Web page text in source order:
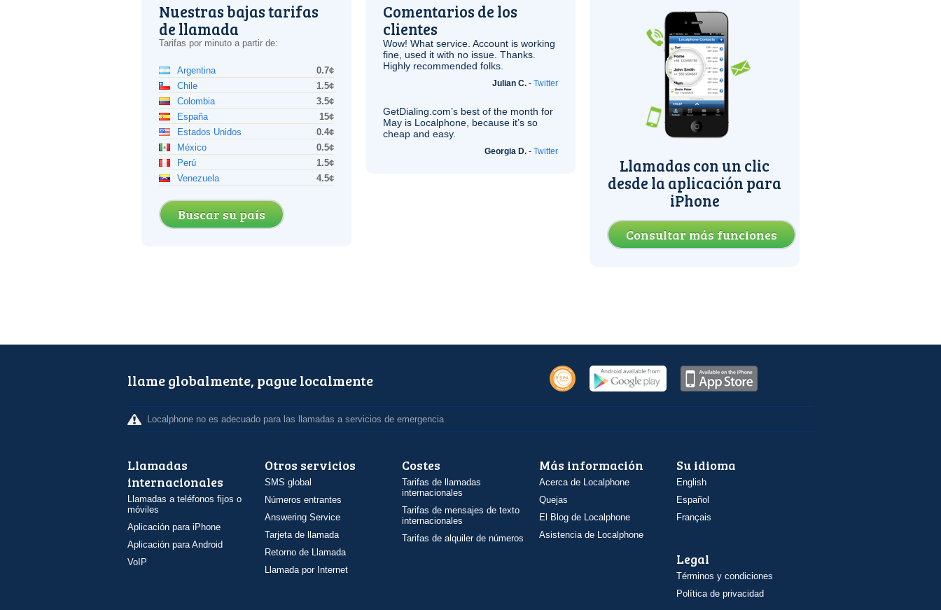
Nuestras bajas tarifas
de llamada
Tarifas por minuto a partir de:
Argentina
0.7¢
Chile
1.5¢
Colombia
3.5¢
España
15¢
Estados Unidos
0.4¢
México
0.5¢
Perú
1.5¢
Venezuela
4.5¢
Buscar su país
Comentarios de los
clientes
Wow! What service. Account is working
fine, used it with no issue. Thanks.
Highly recommended folks.
Julian C. - Twitter
GetDialing.com’s best of the month for
May is Localphone, because it’s so
cheap and easy.
Georgia D. - Twitter
Llamadas con un clic
desde la aplicación para
iPhone
Consultar más funciones
llame globalmente, pague localmente
Localphone no es adecuado para las llamadas a servicios de emergencia
Llamadas
internacionales
Llamadas a teléfonos fijos o
móviles
Aplicación para iPhone
Aplicación para Android
VoIP
Otros servicios
SMS global
Números entrantes
Answering Service
Tarjeta de llamada
Retorno de Llamada
Llamada por Internet
Costes
Tarifas de llamadas
internacionales
Tarifas de mensajes de texto
internacionales
Tarifas de alquiler de números
Más información
Acerca de Localphone
Quejas
El Blog de Localphone
Asistencia de Localphone
Su idioma
English
Español
Français
Legal
Términos y condiciones
Política de privacidad